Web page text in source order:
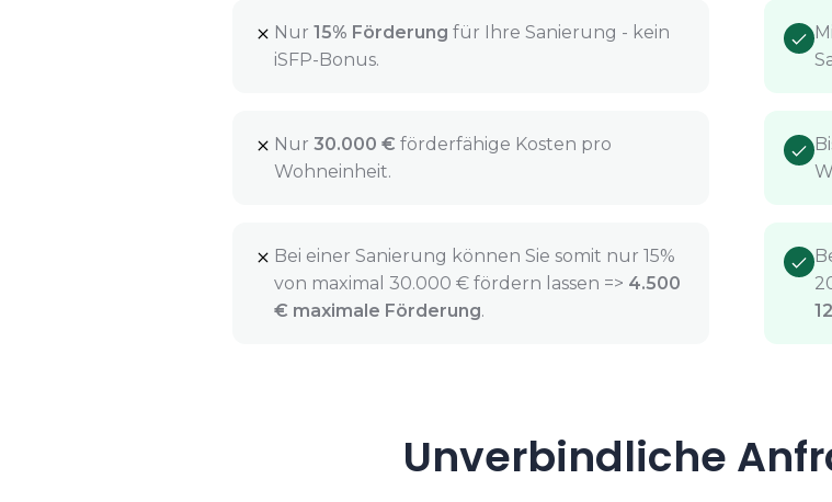
Nur 15% Förderung für Ihre Sanierung - kein
iSFP-Bonus.
Nur 30.000 € förderfähige Kosten pro
Wohneinheit.
Bei einer Sanierung können Sie somit nur 15%
von maximal 30.000 € fördern lassen => 4.500
€ maximale Förderung.
Unverbindliche